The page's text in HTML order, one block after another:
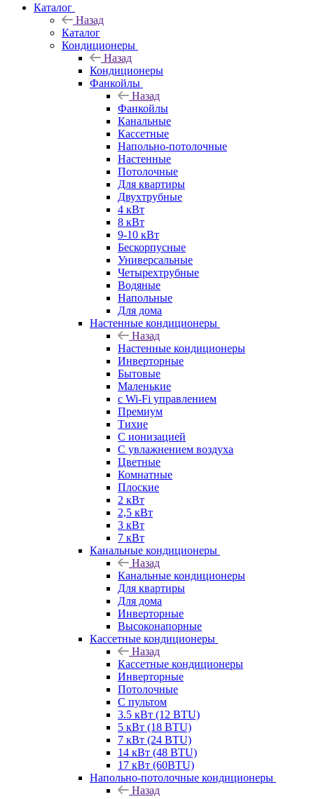
Каталог
Назад
Каталог
Кондиционеры
Назад
Кондиционеры
Фанкойлы
Назад
Фанкойлы
Канальные
Кассетные
Напольно-потолочные
Настенные
Потолочные
Для квартиры
Двухтрубные
4 кВт
8 кВт
9-10 кВт
Бескорпусные
Универсальные
Четырехтрубные
Водяные
Напольные
Для дома
Настенные кондиционеры
Назад
Настенные кондиционеры
Инверторные
Бытовые
Маленькие
с Wi-Fi управлением
Премиум
Тихие
С ионизацией
С увлажнением воздуха
Цветные
Комнатные
Плоские
2 кВт
2,5 кВт
3 кВт
7 кВт
Канальные кондиционеры
Назад
Канальные кондиционеры
Для квартиры
Для дома
Инверторные
Высоконапорные
Кассетные кондиционеры
Назад
Кассетные кондиционеры
Инверторные
Потолочные
С пультом
3.5 кВт (12 BTU)
5 кВт (18 BTU)
7 кВт (24 BTU)
14 кВт (48 BTU)
17 кВт (60BTU)
Напольно-потолочные кондиционеры
Назад